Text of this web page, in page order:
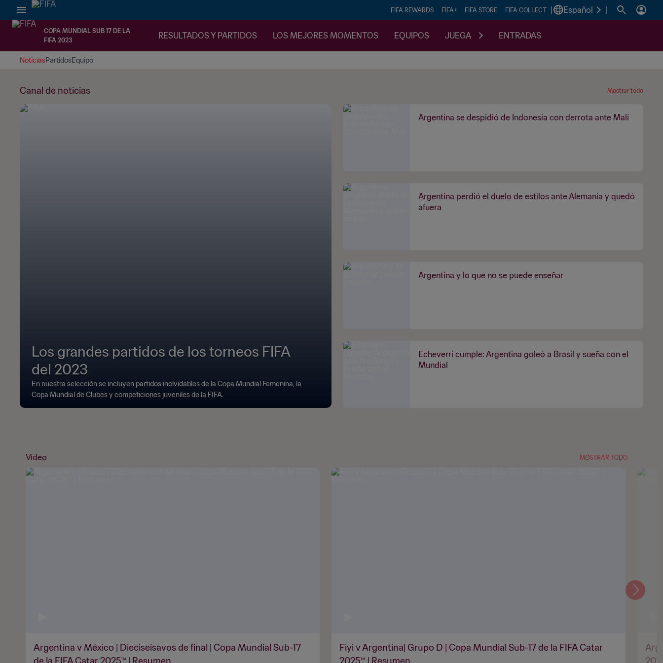
FIFA REWARDS FIFA+ FIFA STORE FIFA COLLECT Español
COPA MUNDIAL SUB 17 DE LA
FIFA 2023
RESULTADOS Y PARTIDOS LOS MEJORES MOMENTOS EQUIPOS JUEGA ENTRADAS
NoticiasPartidosEquipo
Canal de noticias Mostrar todo
Los grandes partidos de los torneos FIFA
del 2023
En nuestra selección se incluyen partidos inolvidables de la Copa Mundial Femenina, la
Copa Mundial de Clubes y competiciones juveniles de la FIFA.
Argentina se despidió de Indonesia con derrota ante Malí
Argentina perdió el duelo de estilos ante Alemania y quedó
afuera
Argentina y lo que no se puede enseñar
Echeverri cumple: Argentina goleó a Brasil y sueña con el
Mundial
Vídeo MOSTRAR TODO
Argentina v México | Dieciseisavos de final | Copa Mundial Sub-17
Fiyi v Argentina| Grupo D | Copa Mundial Sub-17 de la FIFA Catar